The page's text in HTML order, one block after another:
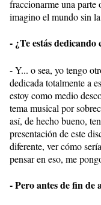
fraccionarme una
imagino el mundo sin
- ¿Te estás dedicando
- Y... o sea, yo tengo
dedicada totalmente a
estoy como medio
tema musical por
así, de hecho bueno,
presentación de este
diferente, ver cómo
pensar en eso, me
- Pero antes de fin de